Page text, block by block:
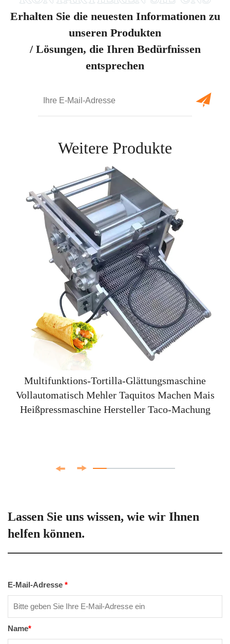
Erhalten Sie die neuesten Informationen zu
unseren Produkten
/ Lösungen, die Ihren Bedürfnissen
entsprechen
Weitere Produkte
Multifunktions-Tortilla-Glättungsmaschine
Vollautomatisch Mehler Taquitos Machen Mais
Heißpressmaschine Hersteller Taco-Machung
Lassen Sie uns wissen, wie wir Ihnen
helfen können.
E-Mail-Adresse *
Name*